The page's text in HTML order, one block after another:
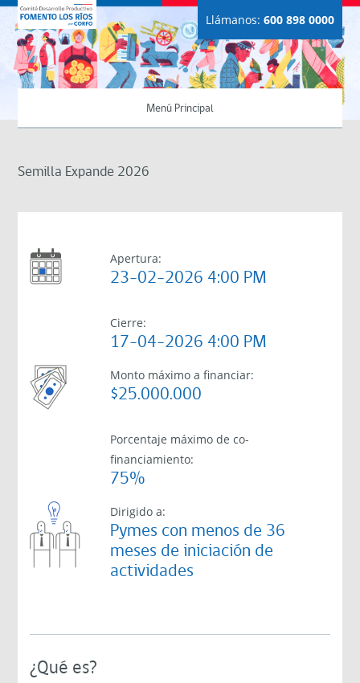
Llámanos: 600 898 0000
Menú Principal
Semilla Expande 2026
Apertura:
23-02-2026 4:00 PM
Cierre:
17-04-2026 4:00 PM
Monto máximo a financiar:
$25.000.000
Porcentaje máximo de co-
financiamiento:
75%
Dirigido a:
Pymes con menos de 36
meses de iniciación de
actividades
¿Qué es?